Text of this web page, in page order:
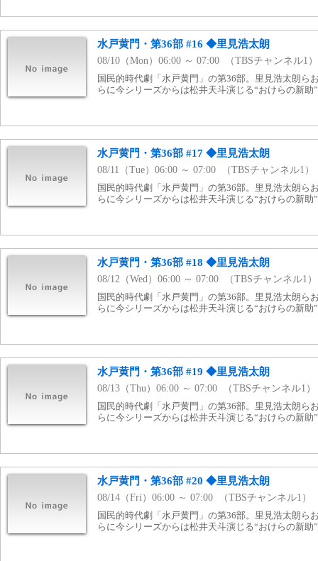
水戸黄門・第36部 #16 ◆里見浩太朗
08/10（Mon）06:00 ～ 07:00 （TBSチャンネル1）
国民的時代劇「水戸黄門」の第36部。里見浩太朗ら
らに今シリーズからは松井天斗演じる“おけらの新助
水戸黄門・第36部 #17 ◆里見浩太朗
08/11（Tue）06:00 ～ 07:00 （TBSチャンネル1）
国民的時代劇「水戸黄門」の第36部。里見浩太朗ら
らに今シリーズからは松井天斗演じる“おけらの新助
水戸黄門・第36部 #18 ◆里見浩太朗
08/12（Wed）06:00 ～ 07:00 （TBSチャンネル1）
国民的時代劇「水戸黄門」の第36部。里見浩太朗ら
らに今シリーズからは松井天斗演じる“おけらの新助
水戸黄門・第36部 #19 ◆里見浩太朗
08/13（Thu）06:00 ～ 07:00 （TBSチャンネル1）
国民的時代劇「水戸黄門」の第36部。里見浩太朗ら
らに今シリーズからは松井天斗演じる“おけらの新助
水戸黄門・第36部 #20 ◆里見浩太朗
08/14（Fri）06:00 ～ 07:00 （TBSチャンネル1）
国民的時代劇「水戸黄門」の第36部。里見浩太朗ら
らに今シリーズからは松井天斗演じる“おけらの新助